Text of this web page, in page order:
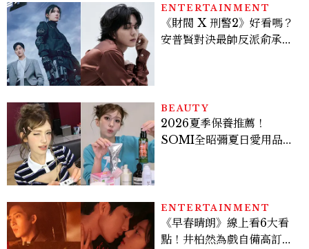
ENTERTAINMENT
《財閥 X 刑警2》好看嗎？
安普賢對決最帥反派俞承
多大？
BEAUTY
2026夏季保養推薦！
SOMI全昭彌夏日愛用品公
ENTERTAINMENT
《早春晴朗》線上看6大看
點！井柏然為戲自備高訂，